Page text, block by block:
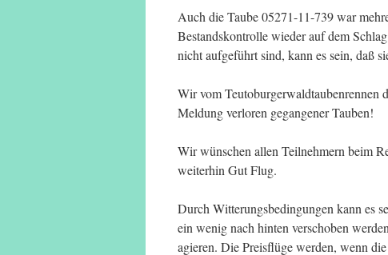
Auch die Taube 05271-11-739 war
Bestandskontrolle wieder auf dem
nicht aufgeführt sind, kann es sein, daß
Wir vom Teutoburgerwaldtaubenrennen
Meldung verloren gegangener Tauben!
Wir wünschen allen Teilnehmern beim
weiterhin Gut Flug.
Durch Witterungsbedingungen kann es
ein wenig nach hinten verschoben
agieren. Die Preisflüge werden, wenn